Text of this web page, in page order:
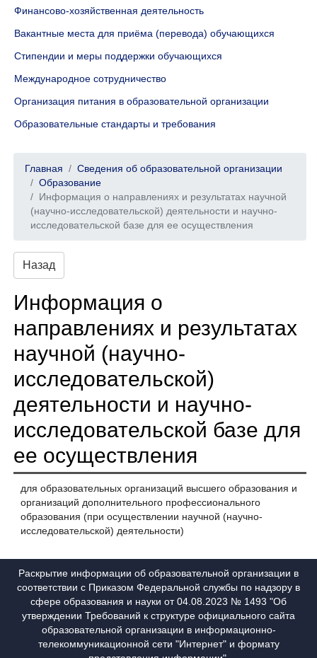
Финансово-хозяйственная деятельность
Вакантные места для приёма (перевода) обучающихся
Стипендии и меры поддержки обучающихся
Международное сотрудничество
Организация питания в образовательной организации
Образовательные стандарты и требования
Главная
Сведения об образовательной организации
Образование
Информация о направлениях и результатах научной
(научно-исследовательской) деятельности и научно-
исследовательской базе для ее осуществления
Назад
Информация о
направлениях и результатах
научной (научно-
исследовательской)
деятельности и научно-
исследовательской базе для
ее осуществления
для образовательных организаций высшего образования и
организаций дополнительного профессионального
образования (при осуществлении научной (научно-
исследовательской) деятельности)
Раскрытие информации об образовательной организации в
соответствии с Приказом Федеральной службы по надзору в
сфере образования и науки от 04.08.2023 № 1493 "Об
утверждении Требований к структуре официального сайта
образовательной организации в информационно-
телекоммуникационной сети "Интернет" и формату